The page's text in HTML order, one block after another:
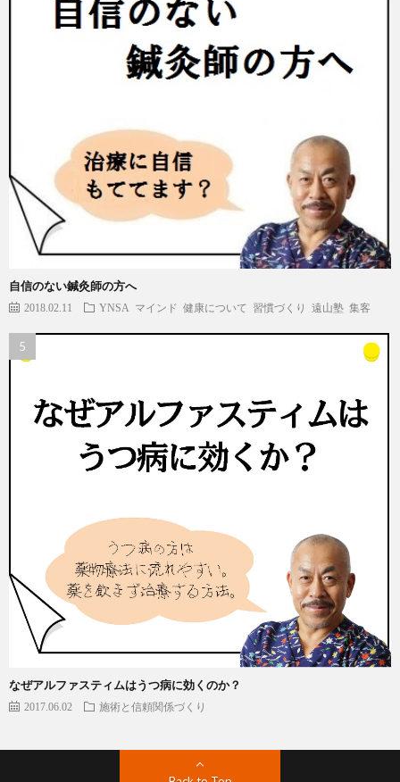
自信のない鍼灸師の方へ
2018.02.11 YNSA マインド 健康について 習慣づくり 遠山塾 集客
なぜアルファスティムはうつ病に効くのか？
2017.06.02 施術と信頼関係づくり